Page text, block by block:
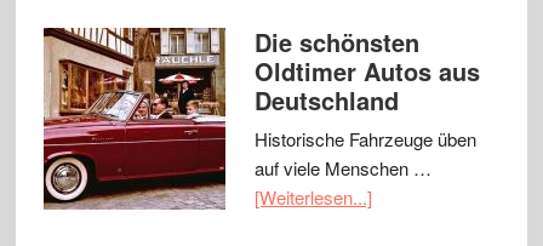
Die schönsten
Oldtimer Autos aus
Deutschland
Historische Fahrzeuge üben
auf viele Menschen …
[Weiterlesen...]